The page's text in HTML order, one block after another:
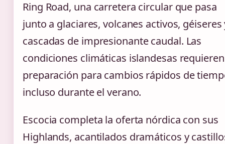
Ring Road, una carretera circular que pasa
junto a glaciares, volcanes activos, géiseres
cascadas de impresionante caudal. Las
condiciones climáticas islandesas requieren
preparación para cambios rápidos de
incluso durante el verano.
Escocia completa la oferta nórdica con sus
Highlands, acantilados dramáticos y